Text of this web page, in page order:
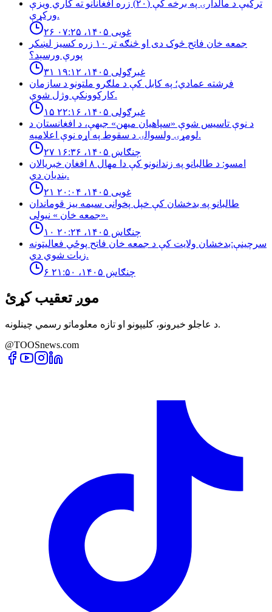
تركيې د مالدارۍ په برخه كې (٢٠) زره افغانانو ته كاري ويزې
وركړې.
۲۶ غویی ۱۴۰۵، ۰۷:۲۵
جمعه خان فاتح څوک دی او څنګه تر ۱۰ زره کسیز لښکر
پورې ورسېد؟
۳۱ غبرګولی ۱۴۰۵، ۱۹:۱۲
فرشته عمادي؛ په کابل کې د ملګرو ملتونو د سازمان
کارکوونکې وژل شوې.
۱۵ غبرګولی ۱۴۰۵، ۲۲:۱۶
د نوې تاسیس شوې «سپاهیان میهن» جبهې، د افغانستان د
لومړۍ ولسوالۍ د سقوط په اړه نوې اعلامیه.
۲۷ چنګاښ ۱۴۰۵، ۱۶:۳۶
امسو: د طالبانو په زندانونو كې دا مهال ٨ افغان خبريالان
بنديان دي.
۲۱ غویی ۱۴۰۵، ۲۰:۰۴
طالبانو په بدخشان كې خپل پخوانى سيمه ييز قوماندان
«جمعه خان » نيولى.
۱۰ چنګاښ ۱۴۰۵، ۲۰:۲۴
سرچینې:بدخشان ولایت کې د جمعه خان فاتح پوځي فعالیتونه
زیات شوي دي.
۶ چنګاښ ۱۴۰۵، ۲۱:۵۰
موږ تعقیب کړئ
د عاجلو خبرونو، کلیپونو او تازه معلوماتو رسمي چینلونه.
@TOOSnews.com